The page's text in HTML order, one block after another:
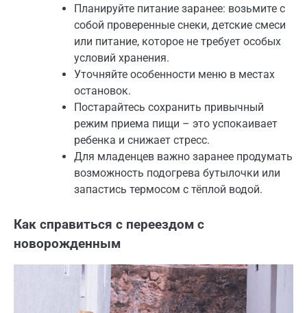
Планируйте питание заранее: возьмите с
собой проверенные снеки, детские смеси
или питание, которое не требует особых
условий хранения.
Уточняйте особенности меню в местах
остановок.
Постарайтесь сохранить привычный
режим приема пищи – это успокаивает
ребенка и снижает стресс.
Для младенцев важно заранее продумать
возможность подогрева бутылочки или
запастись термосом с тёплой водой.
Как справиться с переездом с
новорожденным